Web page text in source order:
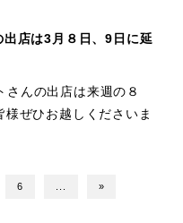
店は3月８日、9日に延
さんの出店は来週の８
ぜひお越しくださいま
6 »